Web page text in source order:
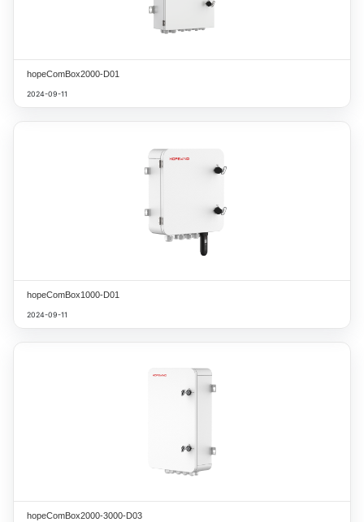
hopeComBox2000-D01
2024-09-11
hopeComBox1000-D01
2024-09-11
hopeComBox2000-3000-D03